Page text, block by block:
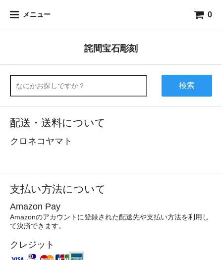
メニュー 0
詫間宝石彫刻
検索
配送・送料について
クロネコヤマト
支払い方法について
Amazon Pay
Amazonのアカウントに登録された配送先や支払い方法を利用し
て決済できます。
クレジット